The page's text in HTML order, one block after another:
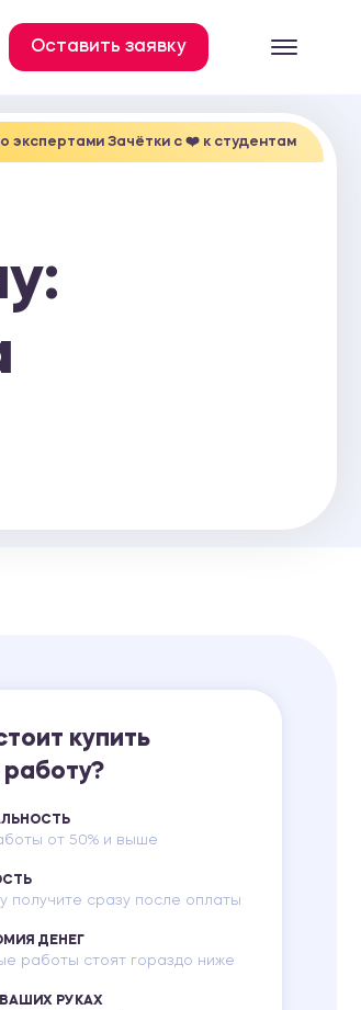
Все услуги
Оставить заявку
экспертами Зачётки c ❤️ к студентам
купить
от 50% и выше
получите сразу после оплаты
ДЕНЕГ
работы стоят гораздо ниже
ВАШИХ РУКАХ